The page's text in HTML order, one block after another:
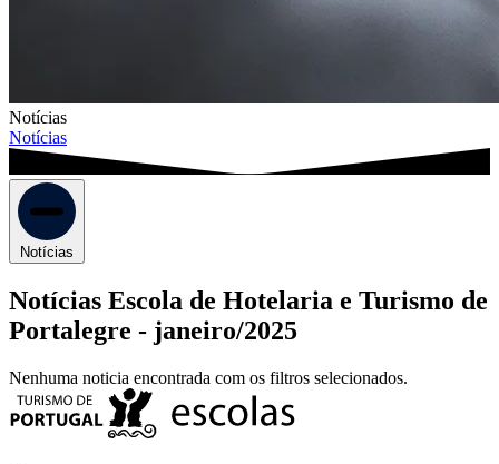
Notícias
Notícias
Notícias
Notícias Escola de Hotelaria e Turismo de
Portalegre - janeiro/2025
Nenhuma noticia encontrada com os filtros selecionados.